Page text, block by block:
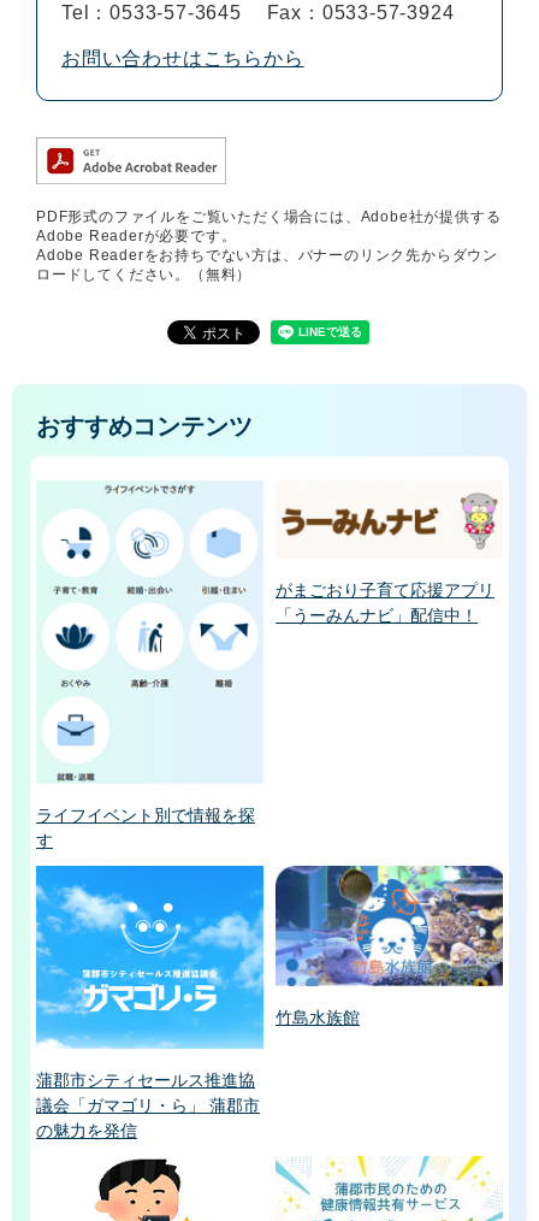
Tel：0533-57-3645 Fax：0533-57-3924
お問い合わせはこちらから
PDF形式のファイルをご覧いただく場合には、Adobe社が提供する
Adobe Readerが必要です。
Adobe Readerをお持ちでない方は、バナーのリンク先からダウン
ロードしてください。（無料）
おすすめコンテンツ
ライフイベント別で情報を探
す
がまごおり子育て応援アプリ
「うーみんナビ」配信中！
蒲郡市シティセールス推進協
議会「ガマゴリ・ら」 蒲郡市
の魅力を発信
竹島水族館